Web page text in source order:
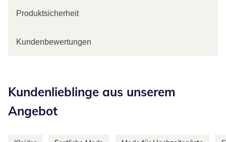
Produktsicherheit
Kundenbewertungen
Kundenlieblinge aus unserem
Angebot